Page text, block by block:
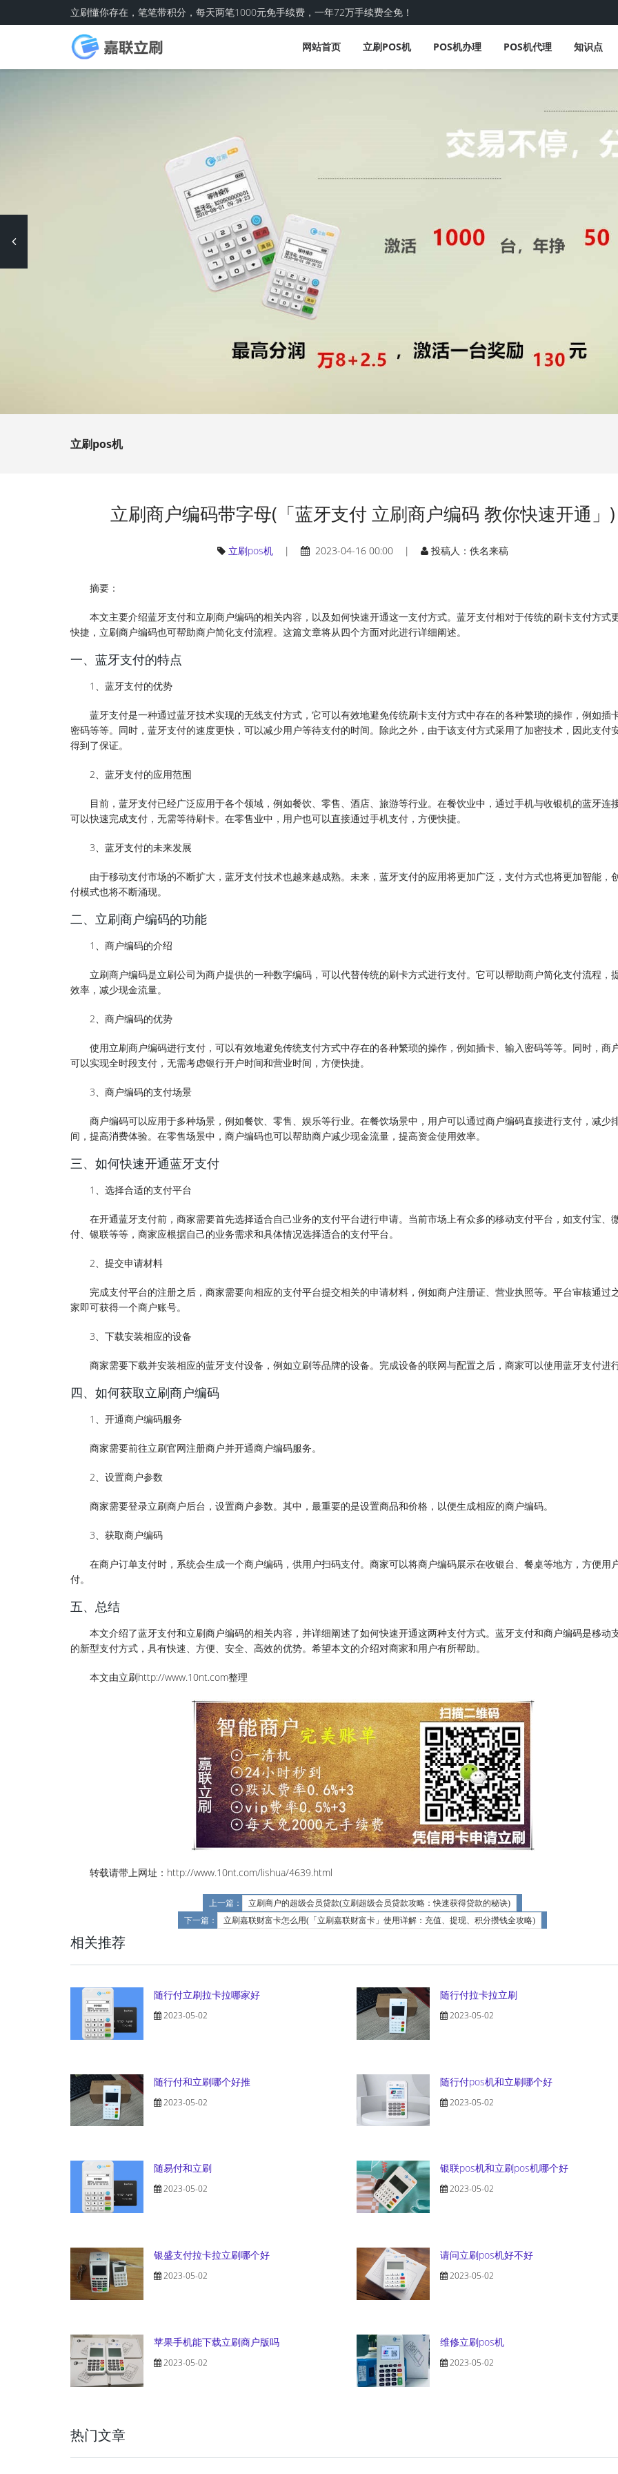
立刷懂你存在，笔笔带积分，每天两笔1000元免手续费，一年72万手续费全免！
网站首页 立刷POS机 POS机办理 POS机代理 知识点
立刷pos机
立刷商户编码带字母(「蓝牙支付 立刷商户编码 教你快速开通」)
立刷pos机| 2023-04-16 00:00 | 投稿人：佚名来稿
摘要：
本文主要介绍蓝牙支付和立刷商户编码的相关内容，以及如何快速开通这一支付方式。蓝牙支付相对于传统的刷卡支付方式
快捷，立刷商户编码也可帮助商户简化支付流程。这篇文章将从四个方面对此进行详细阐述。
一、蓝牙支付的特点
1、蓝牙支付的优势
蓝牙支付是一种通过蓝牙技术实现的无线支付方式，它可以有效地避免传统刷卡支付方式中存在的各种繁琐的操作，例如插
密码等等。同时，蓝牙支付的速度更快，可以减少用户等待支付的时间。除此之外，由于该支付方式采用了加密技术，因此支付
得到了保证。
2、蓝牙支付的应用范围
目前，蓝牙支付已经广泛应用于各个领域，例如餐饮、零售、酒店、旅游等行业。在餐饮业中，通过手机与收银机的蓝牙连
可以快速完成支付，无需等待刷卡。在零售业中，用户也可以直接通过手机支付，方便快捷。
3、蓝牙支付的未来发展
由于移动支付市场的不断扩大，蓝牙支付技术也越来越成熟。未来，蓝牙支付的应用将更加广泛，支付方式也将更加智能，
付模式也将不断涌现。
二、立刷商户编码的功能
1、商户编码的介绍
立刷商户编码是立刷公司为商户提供的一种数字编码，可以代替传统的刷卡方式进行支付。它可以帮助商户简化支付流程，
效率，减少现金流量。
2、商户编码的优势
使用立刷商户编码进行支付，可以有效地避免传统支付方式中存在的各种繁琐的操作，例如插卡、输入密码等等。同时，商
可以实现全时段支付，无需考虑银行开户时间和营业时间，方便快捷。
3、商户编码的支付场景
商户编码可以应用于多种场景，例如餐饮、零售、娱乐等行业。在餐饮场景中，用户可以通过商户编码直接进行支付，减少
间，提高消费体验。在零售场景中，商户编码也可以帮助商户减少现金流量，提高资金使用效率。
三、如何快速开通蓝牙支付
1、选择合适的支付平台
在开通蓝牙支付前，商家需要首先选择适合自己业务的支付平台进行申请。当前市场上有众多的移动支付平台，如支付宝、
付、银联等等，商家应根据自己的业务需求和具体情况选择适合的支付平台。
2、提交申请材料
完成支付平台的注册之后，商家需要向相应的支付平台提交相关的申请材料，例如商户注册证、营业执照等。平台审核通过
家即可获得一个商户账号。
3、下载安装相应的设备
商家需要下载并安装相应的蓝牙支付设备，例如立刷等品牌的设备。完成设备的联网与配置之后，商家可以使用蓝牙支付进行
四、如何获取立刷商户编码
1、开通商户编码服务
商家需要前往立刷官网注册商户并开通商户编码服务。
2、设置商户参数
商家需要登录立刷商户后台，设置商户参数。其中，最重要的是设置商品和价格，以便生成相应的商户编码。
3、获取商户编码
在商户订单支付时，系统会生成一个商户编码，供用户扫码支付。商家可以将商户编码展示在收银台、餐桌等地方，方便用
付。
五、总结
本文介绍了蓝牙支付和立刷商户编码的相关内容，并详细阐述了如何快速开通这两种支付方式。蓝牙支付和商户编码是移动
的新型支付方式，具有快速、方便、安全、高效的优势。希望本文的介绍对商家和用户有所帮助。
本文由立刷http://www.10nt.com整理
转载请带上网址：http://www.10nt.com/lishua/4639.html
上一篇：
立刷商户的超级会员贷款(立刷超级会员贷款攻略：快速获得贷款的秘诀)
下一篇：
立刷嘉联财富卡怎么用(「立刷嘉联财富卡」使用详解：充值、提现、积分攒钱全攻略)
相关推荐
随行付立刷拉卡拉哪家好
2023-05-02
随行付拉卡拉立刷
2023-05-02
随行付和立刷哪个好推
2023-05-02
随行付pos机和立刷哪个好
2023-05-02
随易付和立刷
2023-05-02
银联pos机和立刷pos机哪个好
2023-05-02
银盛支付拉卡拉立刷哪个好
2023-05-02
请问立刷pos机好不好
2023-05-02
苹果手机能下载立刷商户版吗
2023-05-02
维修立刷pos机
2023-05-02
热门文章